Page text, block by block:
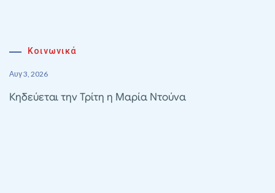
Κοινωνικά
Αυγ 3, 2026
Κηδεύεται την Τρίτη η Μαρία Ντούνα